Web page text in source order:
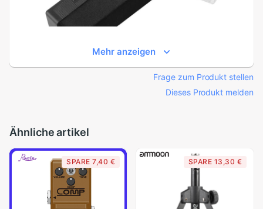
Mehr anzeigen
Frage zum Produkt stellen
Dieses Produkt melden
Ähnliche artikel
SPARE 7,40 € SPARE 13,30 €